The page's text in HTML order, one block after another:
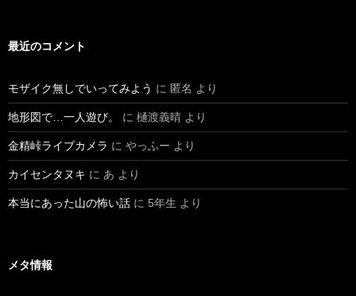
最近のコメント
モザイク無しでいってみよう に 匿名 より
地形図で…一人遊び。 に 樋渡義晴 より
金精峠ライブカメラ に やっふー より
カイセンタヌキ に あ より
本当にあった山の怖い話 に 5年生 より
メタ情報